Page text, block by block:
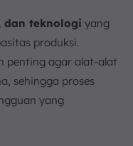
dan teknologi yang
produksi.
penting agar alat-alat
sehingga proses
yang